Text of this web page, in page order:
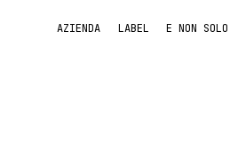
AZIENDA LABEL E NON